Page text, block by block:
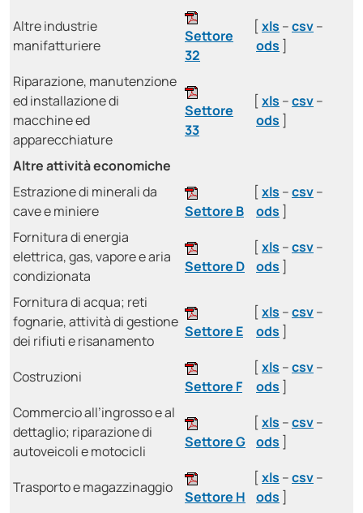
Altre industrie
manifatturiere
Settore
32
[xls –csv–
ods ]
Riparazione, manutenzione
ed installazione di
macchine ed
apparecchiature
Settore
33
[xls –csv–
ods ]
Altre attività economiche
Estrazione di minerali da
cave e miniere
Settore B
[xls –csv–
ods ]
Fornitura di energia
elettrica, gas, vapore e aria
condizionata
Settore D
[xls –csv–
ods ]
Fornitura di acqua; reti
fognarie, attività di gestione
dei rifiuti e risanamento
Settore E
[xls –csv–
ods ]
Costruzioni
Settore F
[xls –csv–
ods ]
Commercio all’ingrosso e al
dettaglio; riparazione di
autoveicoli e motocicli
Settore G
[xls –csv–
ods ]
Trasporto e magazzinaggio
Settore H
[xls –csv–
ods ]